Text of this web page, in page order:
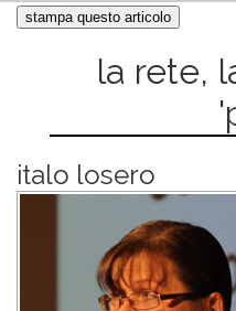
la rete,
italo losero